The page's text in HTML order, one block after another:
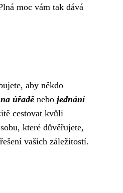
moc vám tak dává
aby někdo
úřaděnebo jednání
cestovat kvůli
které důvěřujete,
vašich záležitostí.